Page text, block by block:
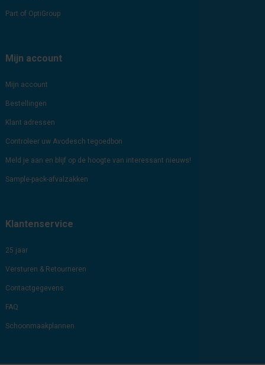
Part of OptiGroup
Mijn account
Mijn account
Bestellingen
Klant adressen
Controleer uw Avodesch tegoedbon
Meld je aan en blijf op de hoogte van interessant nieuws!
Sample-pack-afvalzakken
Klantenservice
25 jaar
Versturen & Retourneren
Contactgegevens
FAQ
Schoonmaakplannen